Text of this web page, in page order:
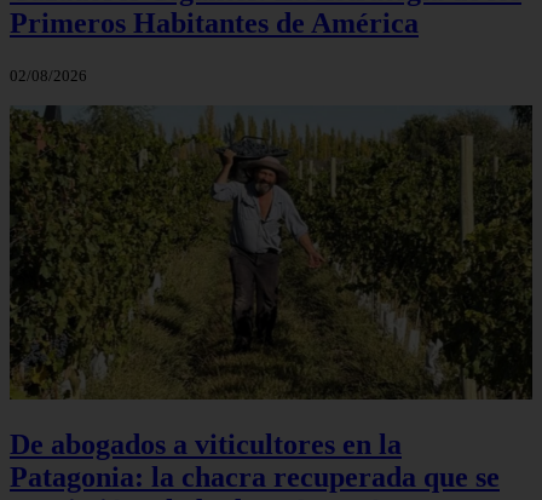
Primeros Habitantes de América
02/08/2026
De abogados a viticultores en la
Patagonia: la chacra recuperada que se